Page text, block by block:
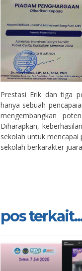
Prestasi Erik dan tiga
hanya sebuah
mengembangkan
Diharapkan,
sekolah untuk mencapai
sekolah berkarakter
pos